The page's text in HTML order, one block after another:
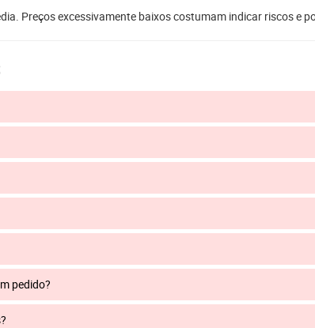
Preços excessivamente baixos costumam indicar riscos e
pedido?